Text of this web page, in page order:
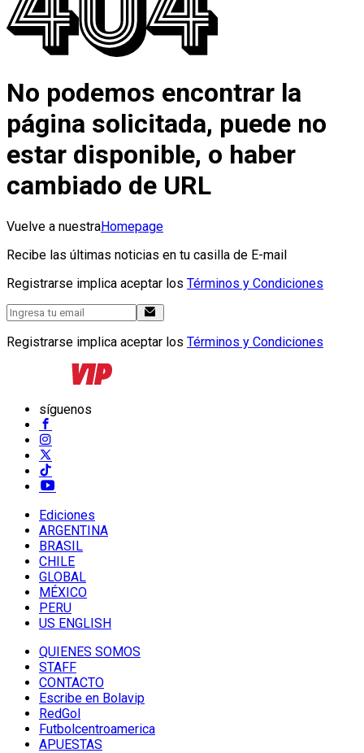
No podemos encontrar la
página solicitada, puede no
estar disponible, o haber
cambiado de URL
Vuelve a nuestraHomepage
Recibe las últimas noticias en tu casilla de E-mail
Registrarse implica aceptar los Términos y Condiciones
Registrarse implica aceptar los Términos y Condiciones
síguenos
Ediciones
ARGENTINA
BRASIL
CHILE
GLOBAL
MÉXICO
PERU
US ENGLISH
QUIENES SOMOS
STAFF
CONTACTO
Escribe en Bolavip
RedGol
Futbolcentroamerica
APUESTAS